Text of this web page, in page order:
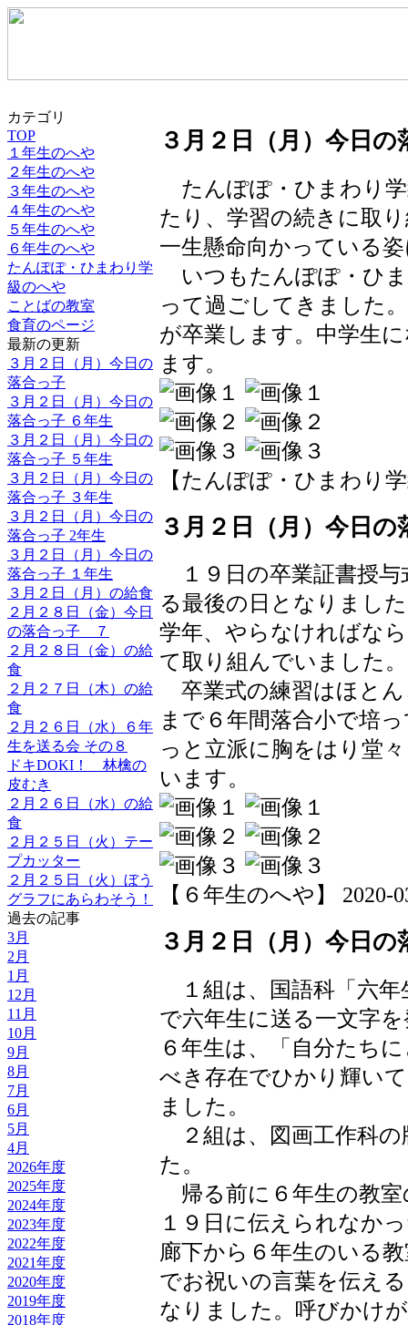
カテゴリ
TOP
１年生のへや
２年生のへや
３年生のへや
４年生のへや
５年生のへや
６年生のへや
たんぽぽ・ひまわり学
級のへや
ことばの教室
食育のページ
最新の更新
３月２日（月）今日の
落合っ子
３月２日（月）今日の
落合っ子 ６年生
３月２日（月）今日の
落合っ子 ５年生
３月２日（月）今日の
落合っ子 ３年生
３月２日（月）今日の
落合っ子 2年生
３月２日（月）今日の
落合っ子 １年生
３月２日（月）の給食
２月２８日（金）今日
の落合っ子 ７
２月２８日（金）の給
食
２月２７日（木）の給
食
２月２６日（水）６年
生を送る会 その８
ドキDOKI！ 林檎の
皮むき
２月２６日（水）の給
食
２月２５日（火）テー
プカッター
２月２５日（火）ぼう
グラフにあらわそう！
過去の記事
3月
2月
1月
12月
11月
10月
9月
8月
7月
6月
5月
4月
2026年度
2025年度
2024年度
2023年度
2022年度
2021年度
2020年度
2019年度
2018年度
３月２日（月）今日の
たんぽぽ・ひまわり
たり、学習の続きに取
一生懸命向かっている
いつもたんぽぽ・ひ
って過ごしてきました
が卒業します。中学生
ます。
【たんぽぽ・ひまわり
３月２日（月）今日
１９日の卒業証書授与
る最後の日となりまし
学年、やらなければな
て取り組んでいました。
卒業式の練習はほと
まで６年間落合小で培
っと立派に胸をはり堂
います。
【６年生のへや】 2020-
３月２日（月）今日
１組は、国語科「六年
で六年生に送る一文字
６年生は、「自分たち
べき存在でひかり輝い
ました。
２組は、図画工作科の
た。
帰る前に６年生の教室
１９日に伝えられなか
廊下から６年生のいる
でお祝いの言葉を伝え
なりました。呼びかけ